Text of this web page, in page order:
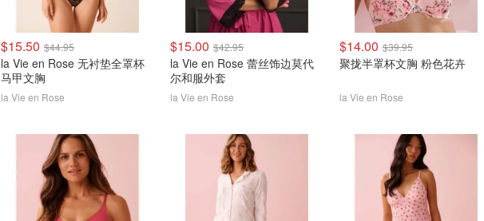
$15.50 $44.95
la Vie en Rose 无衬垫全罩杯
马甲文胸
la Vie en Rose
$15.00 $42.95
la Vie en Rose 蕾丝饰边莫代
尔和服外套
la Vie en Rose
$14.00 $39.95
聚拢半罩杯文胸 粉色花卉
la Vie en Rose